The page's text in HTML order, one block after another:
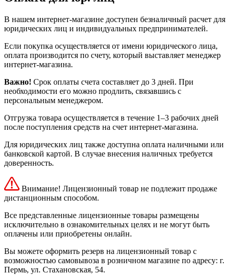
В нашем интернет-магазине доступен безналичный расчет для
юридических лиц и индивидуальных предпринимателей.
Если покупка осуществляется от имени юридического лица,
оплата производится по счету, который выставляет менеджер
интернет-магазина.
Важно! Срок оплаты счета составляет до 3 дней. При
необходимости его можно продлить, связавшись с
персональным менеджером.
Отгрузка товара осуществляется в течение 1–3 рабочих дней
после поступления средств на счет интернет-магазина.
Для юридических лиц также доступна оплата наличными или
банковской картой. В случае внесения наличных требуется
доверенность.
Внимание! Лицензионный товар не подлежит продаже
дистанционным способом.
Все представленные лицензионные товары размещены
исключительно в ознакомительных целях и не могут быть
оплачены или приобретены онлайн.
Вы можете оформить резерв на лицензионный товар с
возможностью самовывоза в розничном магазине по адресу: г.
Пермь, ул. Стахановская, 54.